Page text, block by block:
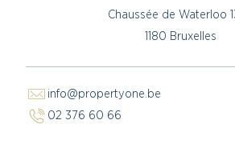
Chaussée de Waterloo
1180 Bruxelles
info@propertyone.be
02 376 60 66